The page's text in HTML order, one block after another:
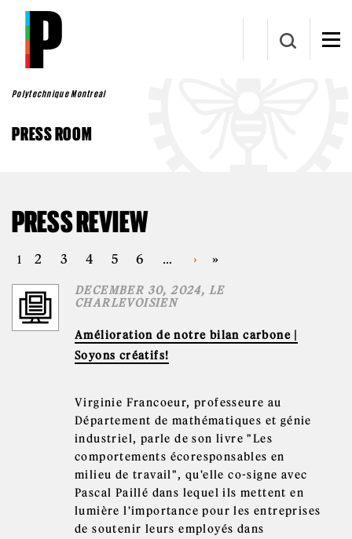
Skip to main content
Polytechnique Montreal
PRESS ROOM
PRESS REVIEW
PAGES
1 2 3 4 5 6 … › »
DECEMBER 30, 2024, LE
CHARLEVOISIEN
Amélioration de notre bilan carbone |
Soyons créatifs!
Virginie Francoeur, professeure au
Département de mathématiques et génie
industriel, parle de son livre "Les
comportements écoresponsables en
milieu de travail", qu'elle co-signe avec
Pascal Paillé dans lequel ils mettent en
lumière l'importance pour les entreprises
de soutenir leurs employés dans